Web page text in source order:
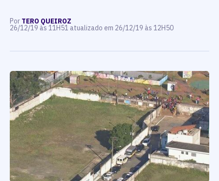
Por TERO QUEIROZ
26/12/19 às 11H51 atualizado em 26/12/19 às 12H50